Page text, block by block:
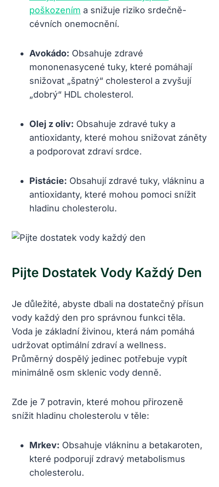
poškozením a snižuje riziko srdečně-
cévních onemocnění.
Avokádo: Obsahuje zdravé
mononenasycené tuky, které pomáhají
snižovat „špatný“ cholesterol a zvyšují
„dobrý“ HDL cholesterol.
Olej z oliv: Obsahuje zdravé tuky a
antioxidanty, které mohou snižovat záněty
a podporovat zdraví srdce.
Pistácie: Obsahují zdravé tuky, vlákninu a
antioxidanty, které mohou pomoci snížit
hladinu cholesterolu.
Pijte Dostatek Vody Každý Den
Je důležité, abyste dbali na dostatečný přísun
vody každý den pro správnou funkci těla.
Voda je základní živinou, která nám pomáhá
udržovat optimální zdraví a wellness.
Průměrný dospělý jedinec potřebuje vypít
minimálně osm sklenic vody denně.
Zde je 7 potravin, které mohou přirozeně
snížit hladinu cholesterolu v těle:
Mrkev: Obsahuje vlákninu a betakaroten,
které podporují zdravý metabolismus
cholesterolu.